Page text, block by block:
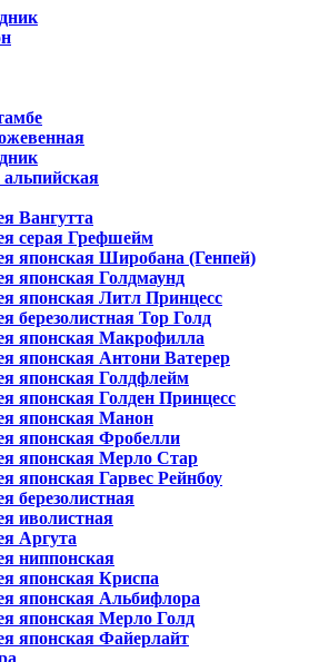
Вангутта
серая Грефшейм
японская Широбана (Генпей)
японская Голдмаунд
японская Литл Принцесс
березолистная Тор Голд
японская Макрофилла
японская Антони Ватерер
японская Голдфлейм
японская Голден Принцесс
японская Манон
японская Фробелли
японская Мерло Стар
японская Гарвес Рейнбоу
березолистная
иволистная
Аргута
ниппонская
японская Криспа
японская Альбифлора
японская Мерло Голд
японская Файерлайт